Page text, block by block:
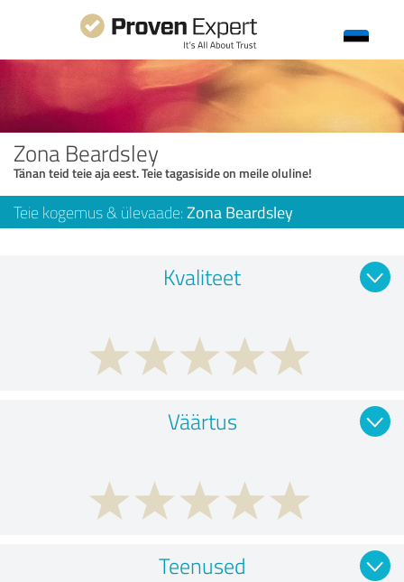
Zona Beardsley
Tänan teid teie aja eest. Teie tagasiside on meile oluline!
Teie kogemus & ülevaade: Zona Beardsley
Kvaliteet
Väärtus
Teenused